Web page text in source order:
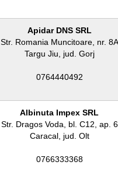
Apidar DNS SRL
Str. Romania Muncitoare, nr. 8A
Targu Jiu, jud. Gorj
0764440492
Albinuta Impex SRL
Str. Dragos Voda, bl. C12, ap. 6
Caracal, jud. Olt
0766333368